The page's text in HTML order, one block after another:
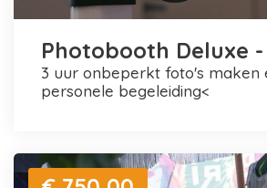
Photobooth Deluxe -
3 uur onbeperkt foto's maken en printen +
personele begeleiding<